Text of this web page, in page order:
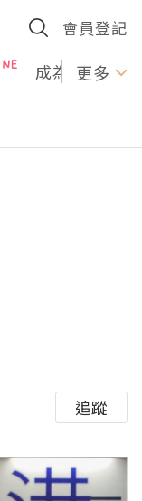
會員登記
成為U更多
追蹤